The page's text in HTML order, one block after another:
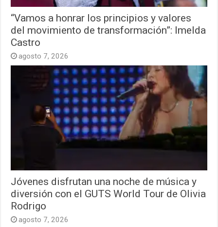
“Vamos a honrar los principios y valores
del movimiento de transformación”: Imelda
Castro
agosto 7, 2026
Jóvenes disfrutan una noche de música y
diversión con el GUTS World Tour de Olivia
Rodrigo
agosto 7, 2026